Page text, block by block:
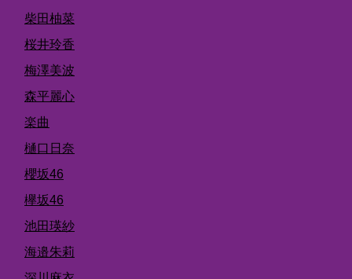
柴田柚菜
桜井玲香
梅澤美波
森平麗心
楽曲
樋口日奈
櫻坂46
欅坂46
池田瑛紗
海邉朱莉